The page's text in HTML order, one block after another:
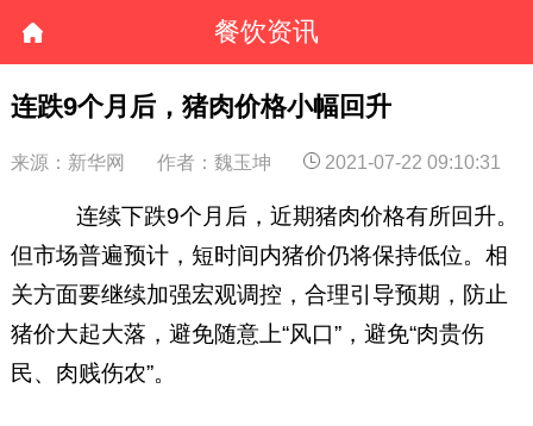
餐饮资讯
连跌9个月后，猪肉价格小幅回升
来源：新华网 作者：魏玉坤 2021-07-22 09:10:31
连续下跌9个月后，近期猪肉价格有所回升。
但市场普遍预计，短时间内猪价仍将保持低位。相
关方面要继续加强宏观调控，合理引导预期，防止
猪价大起大落，避免随意上“风口”，避免“肉贵伤
民、肉贱伤农”。